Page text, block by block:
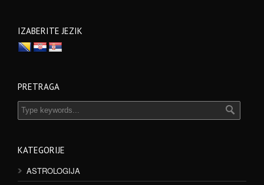
IZABERITE JEZIK
PRETRAGA
KATEGORIJE
ASTROLOGIJA